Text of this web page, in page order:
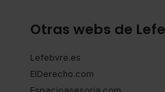
Otras webs de
Lefebvre.es
ElDerecho.com